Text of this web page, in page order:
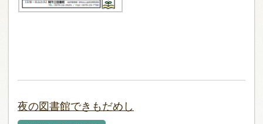
夜の図書館できもだめし